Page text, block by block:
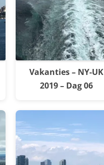
Vakanties – NY-UK
2019 – Dag 06